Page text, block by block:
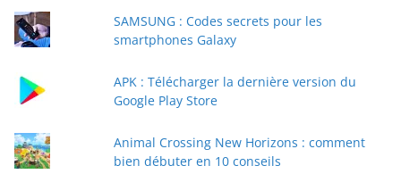
e
a
SAMSUNG : Codes secrets pour les
smartphones Galaxy
APK : Télécharger la dernière version du
Google Play Store
Animal Crossing New Horizons : comment
bien débuter en 10 conseils